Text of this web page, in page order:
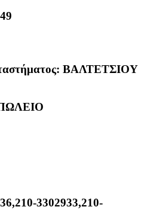
ΒΑΛΤΕΤΣΙΟΥ
3302933,210-